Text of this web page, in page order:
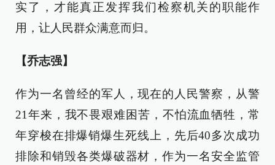
实了，才能真正发挥我们检察机关的职能作
用，让人民群众满意而归。
【乔志强】
作为一名曾经的军人，现在的人民警察，从警
21年来，我不畏艰难困苦，不怕流血牺牲，常
年穿梭在排爆销爆生死线上，先后40多次成功
排除和销毁各类爆破器材，作为一名安全监管